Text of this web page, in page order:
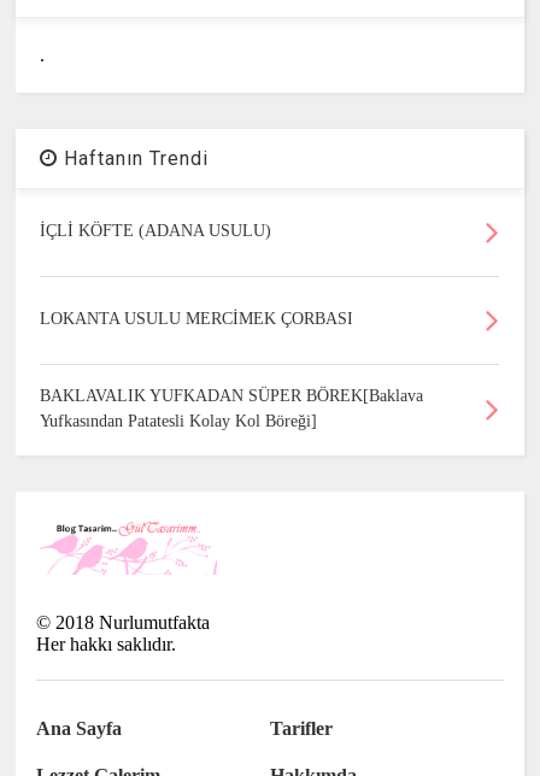
.
Haftanın Trendi
İÇLİ KÖFTE (ADANA USULU)
LOKANTA USULU MERCİMEK ÇORBASI
BAKLAVALIK YUFKADAN SÜPER BÖREK[Baklava
Yufkasından Patatesli Kolay Kol Böreği]
© 2018 Nurlumutfakta
Her hakkı saklıdır.
Ana Sayfa Tarifler